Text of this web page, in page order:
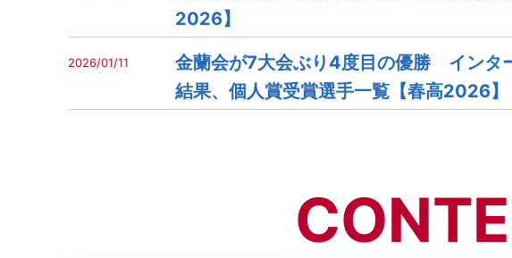
2026】
2026/01/11
金蘭会が7大会ぶり4度目の優勝 インタ
結果、個人賞受賞選手一覧【春高2026】